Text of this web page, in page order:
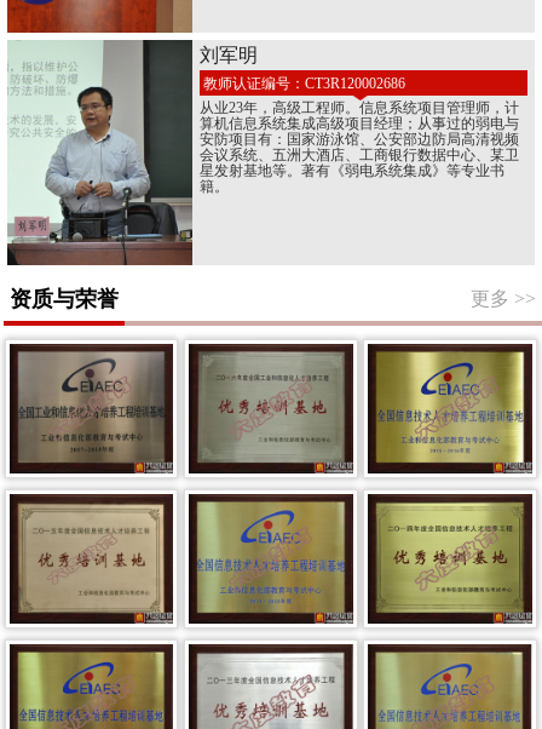
刘军明
教师认证编号：CT3R120002686
从业23年，高级工程师。信息系统项目管理师，计
算机信息系统集成高级项目经理；从事过的弱电与
安防项目有：国家游泳馆、公安部边防局高清视频
会议系统、五洲大酒店、工商银行数据中心、某卫
星发射基地等。著有《弱电系统集成》等专业书
籍。
资质与荣誉 更多 >>